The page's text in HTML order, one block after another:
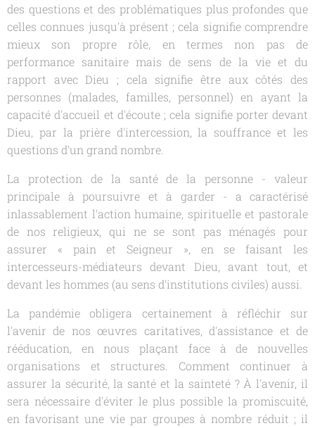
des questions et des problématiques plus profondes que
celles connues jusqu'à présent ; cela signifie comprendre
mieux son propre rôle, en termes non pas de
performance sanitaire mais de sens de la vie et du
rapport avec Dieu ; cela signifie être aux côtés des
personnes (malades, familles, personnel) en ayant la
capacité d'accueil et d'écoute ; cela signifie porter devant
Dieu, par la prière d'intercession, la souffrance et les
questions d'un grand nombre.
La protection de la santé de la personne - valeur
principale à poursuivre et à garder - a caractérisé
inlassablement l'action humaine, spirituelle et pastorale
de nos religieux, qui ne se sont pas ménagés pour
assurer « pain et Seigneur », en se faisant les
intercesseurs-médiateurs devant Dieu, avant tout, et
devant les hommes (au sens d'institutions civiles) aussi.
La pandémie obligera certainement à réfléchir sur
l'avenir de nos œuvres caritatives, d'assistance et de
rééducation, en nous plaçant face à de nouvelles
organisations et structures. Comment continuer à
assurer la sécurité, la santé et la sainteté ? À l'avenir, il
sera nécessaire d'éviter le plus possible la promiscuité,
en favorisant une vie par groupes à nombre réduit ; il